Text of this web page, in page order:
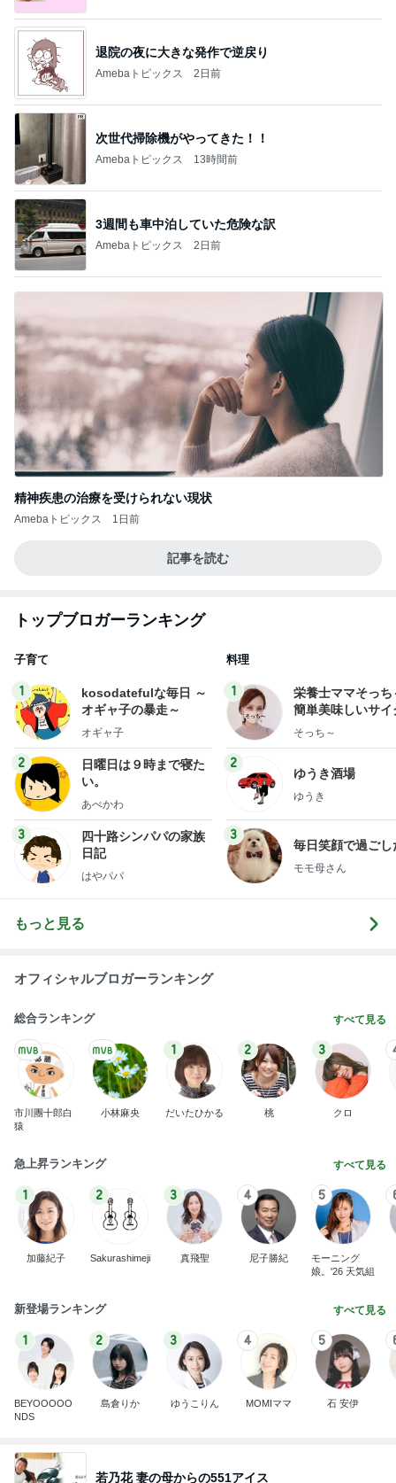
退院の夜に大きな発作で逆戻り
Amebaトピックス 2日前
次世代掃除機がやってきた！！
Amebaトピックス 13時間前
3週間も車中泊していた危険な訳
Amebaトピックス 2日前
精神疾患の治療を受けられない現状
Amebaトピックス 1日前
記事を読む
トップブロガーランキング
子育て
1
kosodatefulな毎日 ～
オギャ子の暴走～
オギャ子
2
日曜日は９時まで寝た
い。
あべかわ
3
四十路シンパパの家族
日記
はやパパ
料理
1
栄養士ママそっち
簡単美味しいサイ
献立
そっち～
2
ゆうき酒場
ゆうき
3
毎日笑顔で過ごし
モモ母さん
もっと見る
オフィシャルブロガーランキング
総合ランキング すべて見る
市川團十郎白
猿
小林麻央
1
だいたひかる
2
桃
3
クロ
急上昇ランキング すべて見る
1
加藤紀子
2
Sakurashimeji
3
真飛聖
4
尼子勝紀
5
モーニング
娘。'26 天気組
新登場ランキング すべて見る
1
BEYOOOOO
NDS
2
島倉りか
3
ゆうこりん
4
MOMIママ
5
石 安伊
若乃花 妻の母からの551アイス